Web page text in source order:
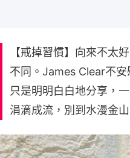
【戒掉習慣】向來不太
不同。James Clear不安
只是明明白白地分享，
涓滴成流，別到水漫金山